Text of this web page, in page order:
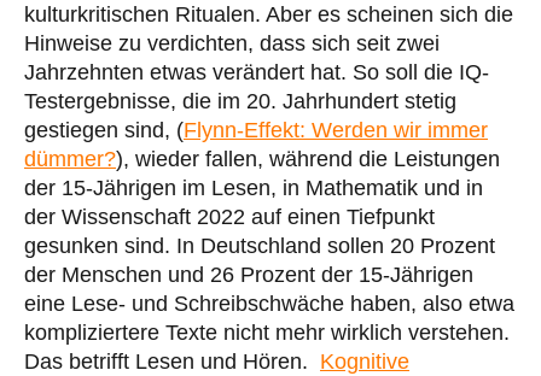
kulturkritischen Ritualen. Aber es scheinen sich die
Hinweise zu verdichten, dass sich seit zwei
Jahrzehnten etwas verändert hat. So soll die IQ-
Testergebnisse, die im 20. Jahrhundert stetig
gestiegen sind, (Flynn-Effekt: Werden wir immer
dümmer?), wieder fallen, während die Leistungen
der 15-Jährigen im Lesen, in Mathematik und in
der Wissenschaft 2022 auf einen Tiefpunkt
gesunken sind. In Deutschland sollen 20 Prozent
der Menschen und 26 Prozent der 15-Jährigen
eine Lese- und Schreibschwäche haben, also etwa
kompliziertere Texte nicht mehr wirklich verstehen.
Das betrifft Lesen und Hören. Kognitive